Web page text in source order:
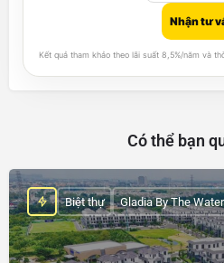
Nhận tư
Kết quả tham khảo theo lãi suất 8,5%/năm và
Có thể bạn
Biệt thự Gladia By The